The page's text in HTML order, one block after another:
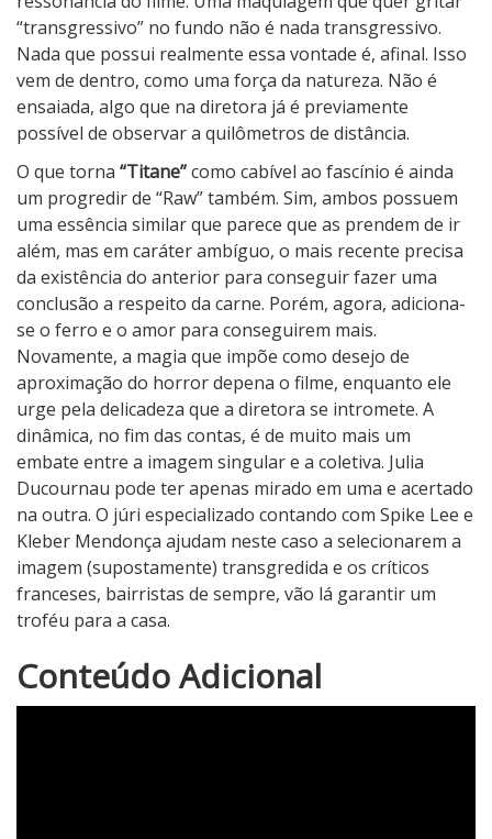
“transgressivo” no fundo não é nada transgressivo.
Nada que possui realmente essa vontade é, afinal. Isso
vem de dentro, como uma força da natureza. Não é
ensaiada, algo que na diretora já é previamente
possível de observar a quilômetros de distância.
O que torna “Titane”como cabível ao fascínio é ainda
um progredir de “Raw” também. Sim, ambos possuem
uma essência similar que parece que as prendem de ir
além, mas em caráter ambíguo, o mais recente precisa
da existência do anterior para conseguir fazer uma
conclusão a respeito da carne. Porém, agora, adiciona-
se o ferro e o amor para conseguirem mais.
Novamente, a magia que impõe como desejo de
aproximação do horror depena o filme, enquanto ele
urge pela delicadeza que a diretora se intromete. A
dinâmica, no fim das contas, é de muito mais um
embate entre a imagem singular e a coletiva. Julia
Ducournau pode ter apenas mirado em uma e acertado
na outra. O júri especializado contando com Spike Lee e
Kleber Mendonça ajudam neste caso a selecionarem a
imagem (supostamente) transgredida e os críticos
franceses, bairristas de sempre, vão lá garantir um
troféu para a casa.
N
o
Conteúdo Adicional